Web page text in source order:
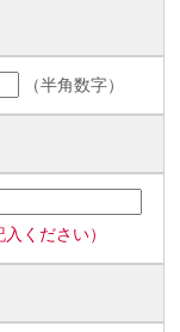
（半角数字）
ください）